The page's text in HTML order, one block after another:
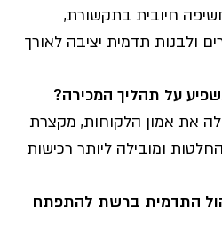
חיובית בתקשורת,
ולבנות תדמית יציבה לאורך
על תהליך המכירה?
את אמון הלקוחות, מקצרת
ומובילה ליותר רכישות
התדמית ברשת להתפתח